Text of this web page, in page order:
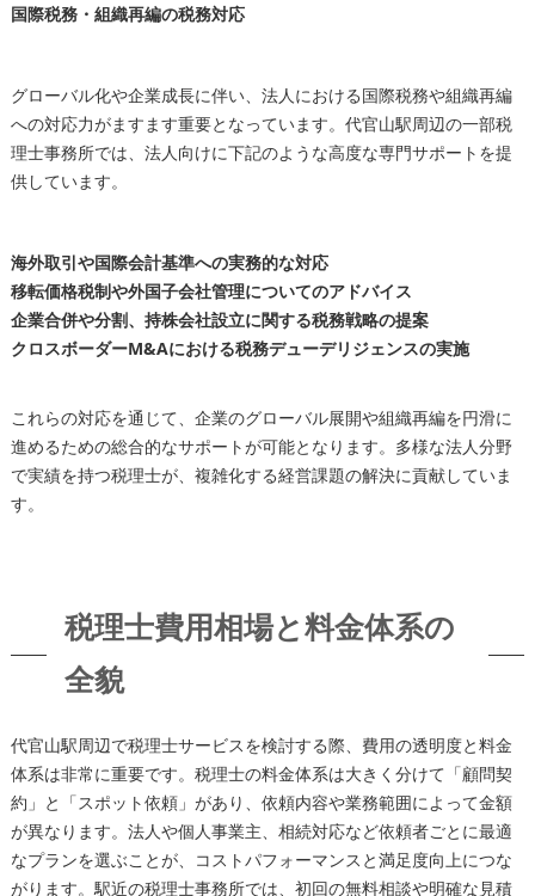
国際税務・組織再編の税務対応
グローバル化や企業成長に伴い、法人における国際税務や組織再編
への対応力がますます重要となっています。代官山駅周辺の一部税
理士事務所では、法人向けに下記のような高度な専門サポートを提
供しています。
海外取引や国際会計基準への実務的な対応
移転価格税制や外国子会社管理についてのアドバイス
企業合併や分割、持株会社設立に関する税務戦略の提案
クロスボーダーM&Aにおける税務デューデリジェンスの実施
これらの対応を通じて、企業のグローバル展開や組織再編を円滑に
進めるための総合的なサポートが可能となります。多様な法人分野
で実績を持つ税理士が、複雑化する経営課題の解決に貢献していま
す。
税理士費用相場と料金体系の
全貌
代官山駅周辺で税理士サービスを検討する際、費用の透明度と料金
体系は非常に重要です。税理士の料金体系は大きく分けて「顧問契
約」と「スポット依頼」があり、依頼内容や業務範囲によって金額
が異なります。法人や個人事業主、相続対応など依頼者ごとに最適
なプランを選ぶことが、コストパフォーマンスと満足度向上につな
がります。駅近の税理士事務所では、初回の無料相談や明確な見積